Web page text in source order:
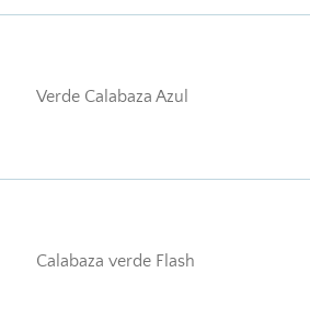
Verde Calabaza Azul
Calabaza verde Flash